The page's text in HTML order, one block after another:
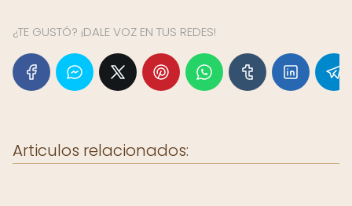
¿TE GUSTÓ? ¡DALE VOZ EN TUS REDES!
Articulos relacionados: